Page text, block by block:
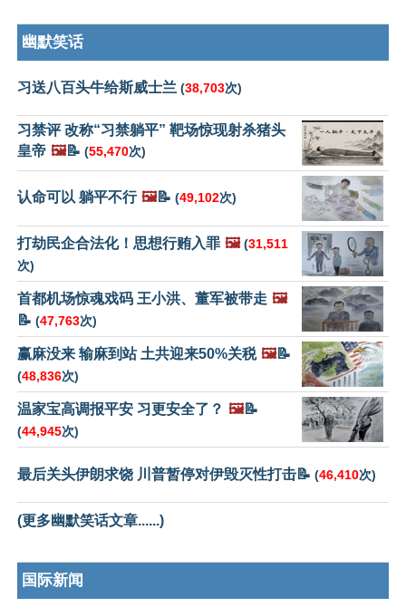
幽默笑话
习送八百头牛给斯威士兰 (38,703次)
习禁评 改称“习禁躺平” 靶场惊现射杀猪头
皇帝 🖼️📝 (55,470次)
认命可以 躺平不行 🖼️📝 (49,102次)
打劫民企合法化！思想行贿入罪 🖼️ (31,511
次)
首都机场惊魂戏码 王小洪、董军被带走 🖼️
📝 (47,763次)
赢麻没来 输麻到站 土共迎来50%关税 🖼️📝
(48,836次)
温家宝高调报平安 习更安全了？ 🖼️📝
(44,945次)
最后关头伊朗求饶 川普暂停对伊毁灭性打击📝 (46,410次)
(更多幽默笑话文章......)
国际新闻